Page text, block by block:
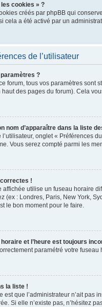
cookies » ?
créés par phpBB qui
cela a été activé par un
de l’utilisateur
?
forum, tous vos paramètres sont
haut des pages du forum). Cela
nom d’apparaître dans la liste
onglet « Préférences
Vous serez compté parmi les
!
affichée utilise un fuseau horaire
(ex : Londres, Paris, New York,
le bon moment pour le faire.
et l’heure est toujours
paramétré votre
la liste !
est que l’administrateur n’ait pas
Si elle n’existe pas, n’hésitez